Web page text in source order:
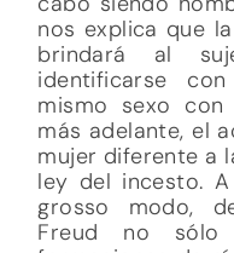
nos explica que
brindará al
identificarse
mismo sexo
más adelante, el
mujer diferente a
ley del incesto.
grosso modo,
Freud no sólo